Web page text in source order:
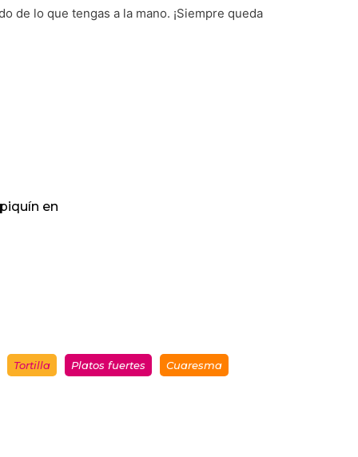
de lo que tengas a la mano. ¡Siempre queda
en
Tortilla Platos fuertes Cuaresma